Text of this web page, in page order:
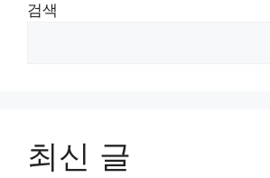
검색
최신 글